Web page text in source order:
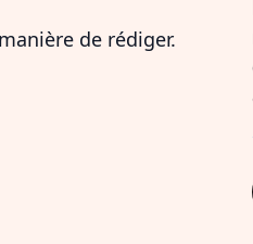
de rédiger.